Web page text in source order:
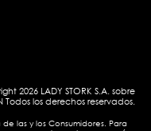
2026 LADY STORK S.A. sobre
Todos los derechos reservados.
de las y los Consumidores. Para